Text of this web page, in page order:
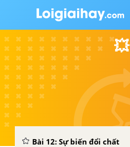
Bài 8: Luyện tập
Bài 9: Công thức hóa học
Bài 10: Hóa trị
Bài 11: Luyện tập chương 1
Hóa học 8
Bài 12: Sự biến đổi chất